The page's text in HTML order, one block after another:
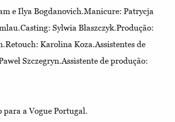
e Ilya Bogdanovich.Manicure: Patrycja
Sylwia Błaszczyk.Produção:
Karolina Koza.Assistentes de
Szczegryn.Assistente de produção:
a Vogue Portugal.